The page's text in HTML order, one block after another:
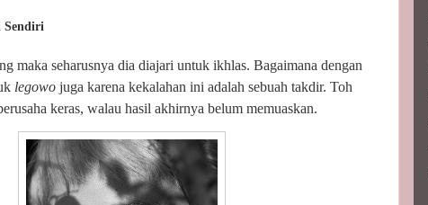
Sendiri
maka seharusnya dia diajari untuk ikhlas. Bagaimana dengan
legowo juga karena kekalahan ini adalah sebuah takdir. Toh
keras, walau hasil akhirnya belum memuaskan.